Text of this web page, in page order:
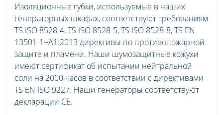
Изоляционные губки, используемые в наших
генераторных шкафах, соответствуют требованиям
TS ISO 8528-4, TS ISO 8528-5, TS ISO 8528-8, TS EN
13501-1+A1:2013 директивы по противопожарной
защите и пламени. Наши шумозащитные кожухи
имеют сертификат об испытании нейтральной
соли на 2000 часов в соответствии с директивами
TS EN ISO 9227. Наши генераторы соответствуют
декларации CE.